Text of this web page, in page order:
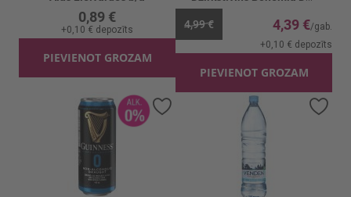
0,89 €
+0,10 € depozīts
PIEVIENOT GROZAM
4,99 € 4,39 €
+0,10 € depozīts
PIEVIENOT GROZAM
Pievienot vēlmju sarakstam